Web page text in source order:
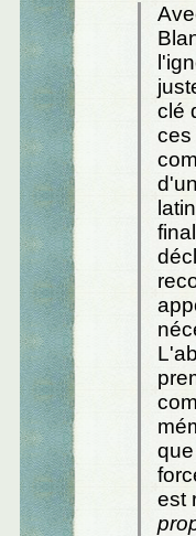
clé
ces
que
est